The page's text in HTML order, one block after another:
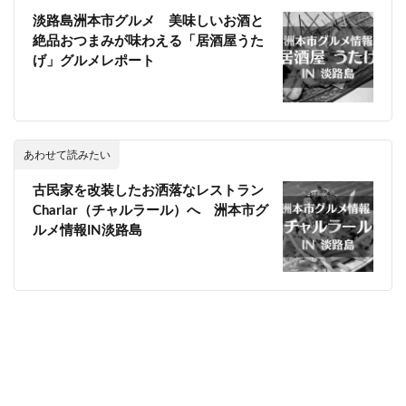
淡路島洲本市グルメ 美味しいお酒と
絶品おつまみが味わえる「居酒屋うた
げ」グルメレポート
あわせて読みたい
古民家を改装したお洒落なレストラン
Charlar（チャルラール）へ 洲本市グ
ルメ情報IN淡路島